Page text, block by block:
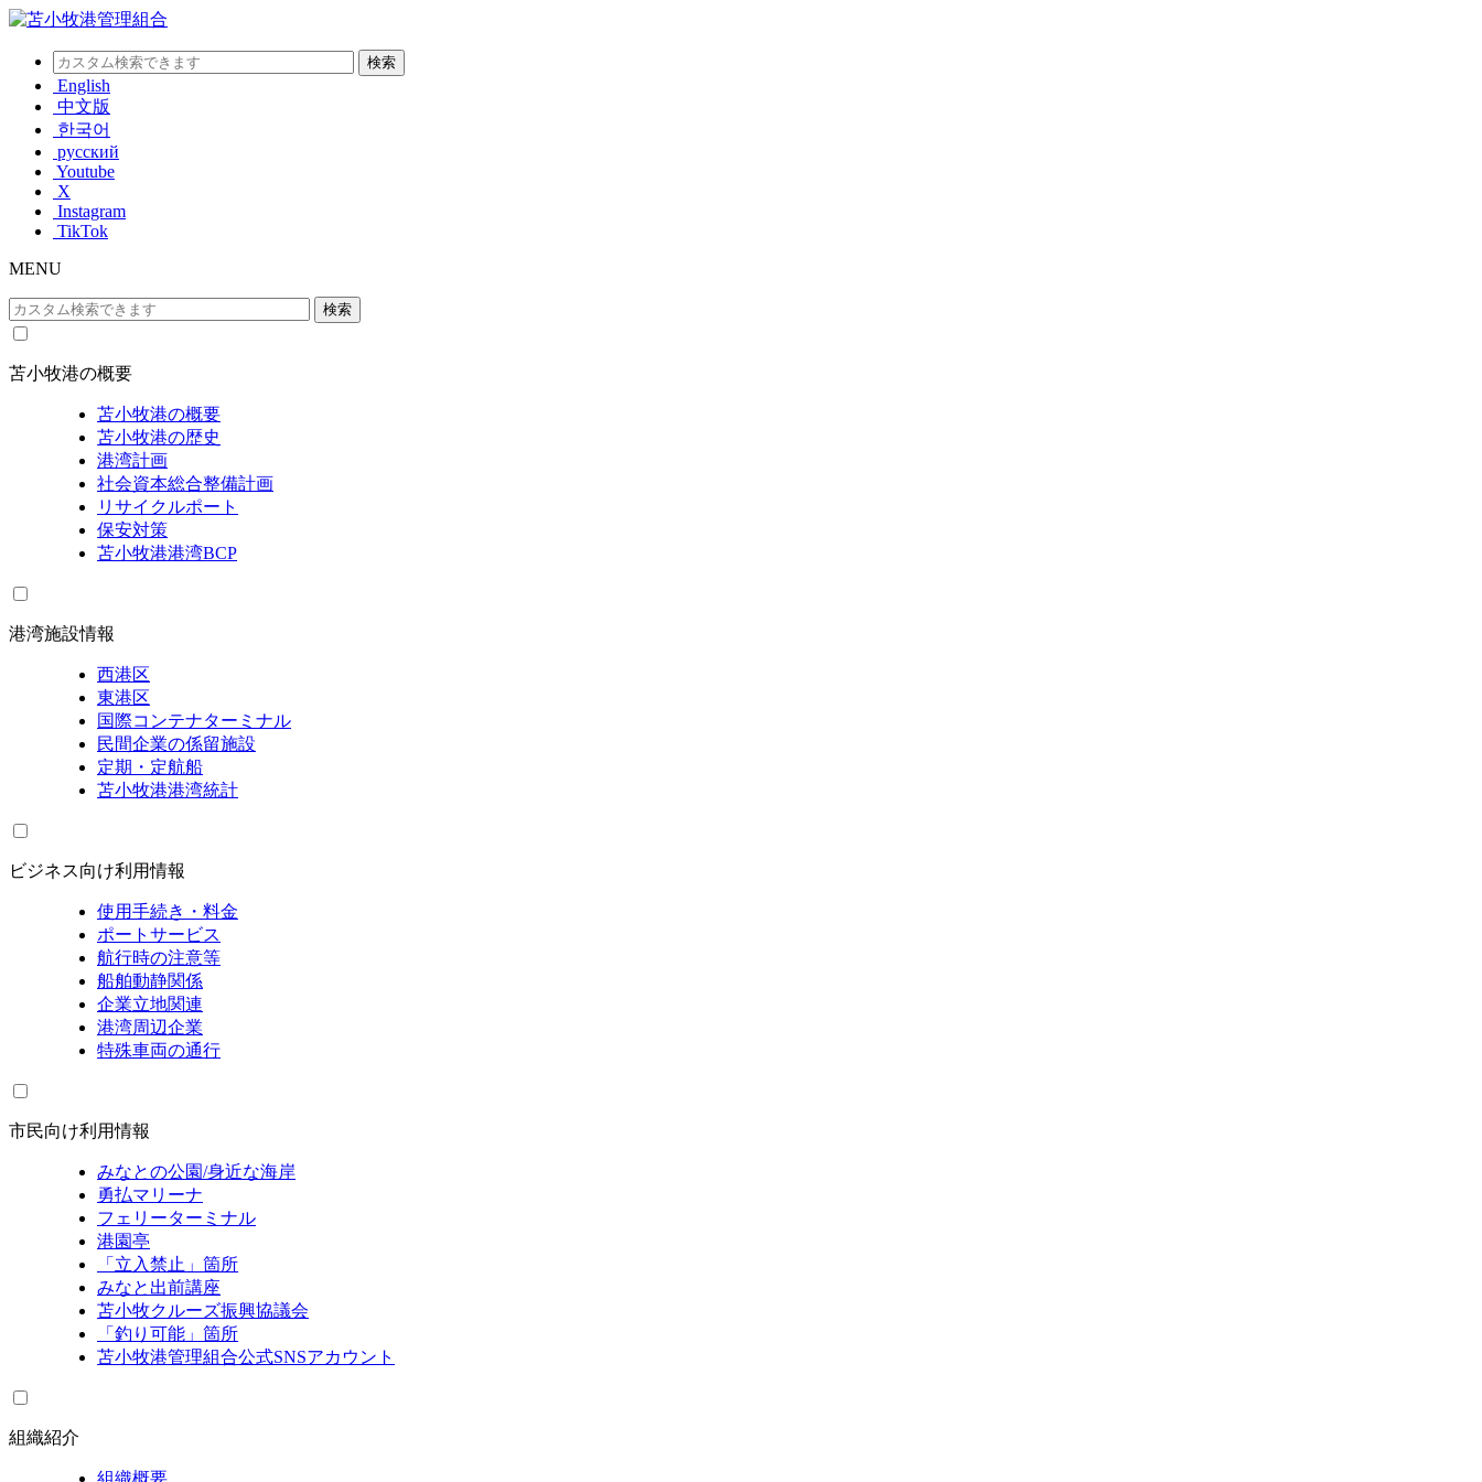
English
中文版
한국어
русский
Youtube
X
Instagram
TikTok
MENU
苫小牧港の概要
苫小牧港の概要
苫小牧港の歴史
港湾計画
社会資本総合整備計画
リサイクルポート
保安対策
苫小牧港港湾BCP
港湾施設情報
西港区
東港区
国際コンテナターミナル
民間企業の係留施設
定期・定航船
苫小牧港港湾統計
ビジネス向け利用情報
使用手続き・料金
ポートサービス
航行時の注意等
船舶動静関係
企業立地関連
港湾周辺企業
特殊車両の通行
市民向け利用情報
みなとの公園/身近な海岸
勇払マリーナ
フェリーターミナル
港園亭
「立入禁止」箇所
みなと出前講座
苫小牧クルーズ振興協議会
「釣り可能」箇所
苫小牧港管理組合公式SNSアカウント
組織紹介
組織概要